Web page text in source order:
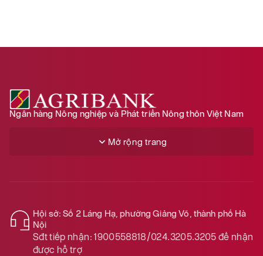
Ngân hàng Nông nghiệp và Phát triển Nông thôn Việt Nam
Mở rộng trang
Hội sở: Số 2 Láng Hạ, phường Giảng Võ, thành phố Hà
Nội
Sđt tiếp nhận: 1900558818/024.3205.3205để nhận
được hỗ trợ